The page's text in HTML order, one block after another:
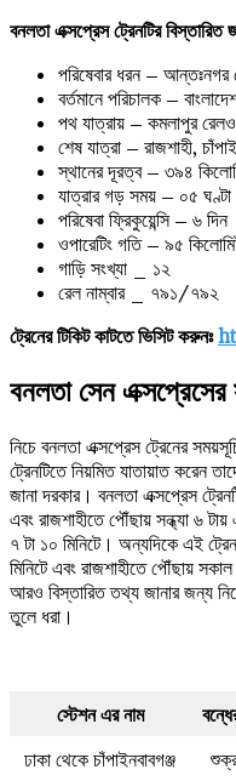
বনলতা এক্সপ্রেস ট্রেনটির
পরিষেবার ধরন – আন্তঃনগর
বর্তমানে পরিচালক –
পথ যাত্রায় – কমলাপুর
শেষ যাত্রা – রাজশাহী,
স্থানের দূরত্ব – ৩৯৪
যাত্রার গড় সময় – ০৫ ঘণ্টা
পরিষেবা ফ্রিকুয়েন্সি – ৬ দিন
ওপারেটিং গতি – ৯৫
গাড়ি সংখ্যা _ ১২
রেল নাম্বার _ ৭৯১/৭৯২
ট্রেনের টিকিট কাটতে ভিসিট করুনঃ
বনলতা সেন এক্সপ্রেসের
নিচে বনলতা এক্সপ্রেস ট্রেনের
ট্রেনটিতে নিয়মিত যাতায়াত করেন
জানা দরকার। বনলতা এক্সপ্রেস
এবং রাজশাহীতে পৌঁছায় সন্ধ্যা ৬ টায়
৭ টা ১০ মিনিটে। অন্যদিকে এই
মিনিটে এবং রাজশাহীতে পৌঁছায়
আরও বিস্তারিত তথ্য জানার জন্য
তুলে ধরা।
স্টেশন এর নাম
ঢাকা থেকে চাঁপাইনবাবগঞ্জ